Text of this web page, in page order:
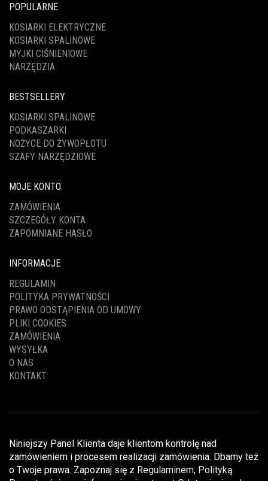
POPULARNE
KOSIARKI ELEKTRYCZNE
KOSIARKI SPALINOWE
MYJKI CIŚNIENIOWE
NARZĘDZIA
BESTSELLERY
KOSIARKI SPALINOWE
PODKASZARKI
NOŻYCE DO ŻYWOPŁOTU
SZAFY NARZĘDZIOWE
MOJE KONTO
ZAMÓWIENIA
SZCZEGÓŁY KONTA
ZAPOMNIANE HASŁO
INFORMACJE
REGULAMIN
POLITYKA PRYWATNOŚCI
PRAWO ODSTĄPIENIA OD UMOWY
PLIKI COOKIES
ZAMÓWIENIA
WYSYŁKA
O NAS
KONTAKT
Niniejszy Panel Klienta daje klientom kontrolę nad
zamówieniem i procesem realizacji zamówienia. Dbamy też
o Twoje prawa. Zapoznaj się z Regulaminem, Polityką